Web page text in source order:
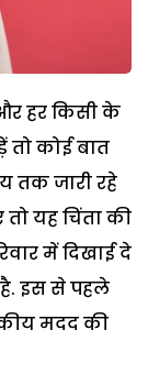
हर किसी के
तो कोई बात
तक जारी रहे
यह चिंता की
में दिखाई दे
इस से पहले
मदद की